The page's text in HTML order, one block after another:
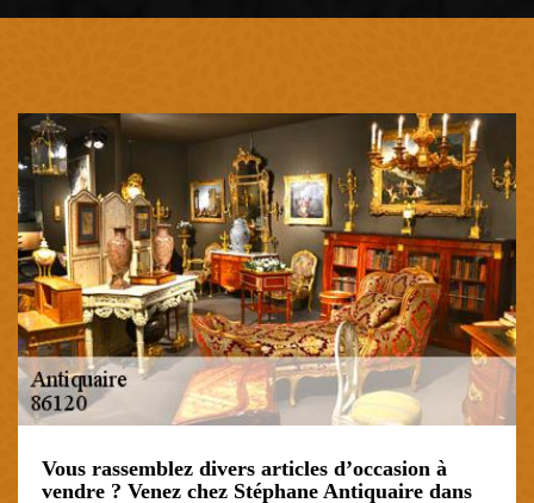
Vous rassemblez divers articles d’occasion à
vendre ? Venez chez Stéphane Antiquaire dans